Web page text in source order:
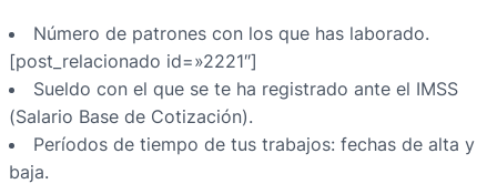
Número de patrones con los que has laborado.
[post_relacionado id=»2221″]
Sueldo con el que se te ha registrado ante el IMSS
(Salario Base de Cotización).
Períodos de tiempo de tus trabajos: fechas de alta y
baja.